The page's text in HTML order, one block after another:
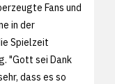
Fans und
in der
Spielzeit
"Gott sei Dank
dass es so